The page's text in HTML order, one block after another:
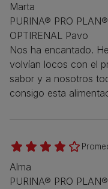
Marta
PURINA® PRO
OPTIRENAL Pavo
Nos ha encantado.
volvían locos con el
sabor y a nosotros
consigo esta
Alma
PURINA® PRO